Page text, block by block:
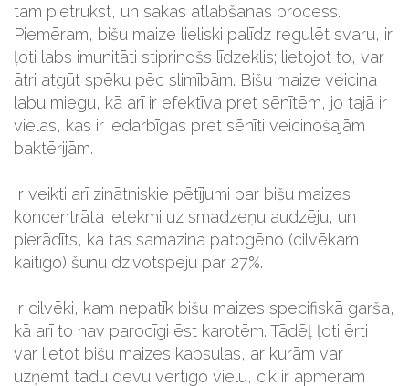
tam pietrūkst, un sākas atlabšanas process.
Piemēram, bišu maize lieliski palīdz regulēt svaru, ir
ļoti labs imunitāti stiprinošs līdzeklis; lietojot to, var
ātri atgūt spēku pēc slimībām. Bišu maize veicina
labu miegu, kā arī ir efektīva pret sēnītēm, jo tajā ir
vielas, kas ir iedarbīgas pret sēnīti veicinošajām
baktērijām.
Ir veikti arī zinātniskie pētījumi par bišu maizes
koncentrāta ietekmi uz smadzeņu audzēju, un
pierādīts, ka tas samazina patogēno (cilvēkam
kaitīgo) šūnu dzīvotspēju par 27%.
Ir cilvēki, kam nepatīk bišu maizes specifiskā garša,
kā arī to nav parocīgi ēst karotēm. Tādēļ ļoti ērti
var lietot bišu maizes kapsulas, ar kurām var
uzņemt tādu devu vērtīgo vielu, cik ir apmēram